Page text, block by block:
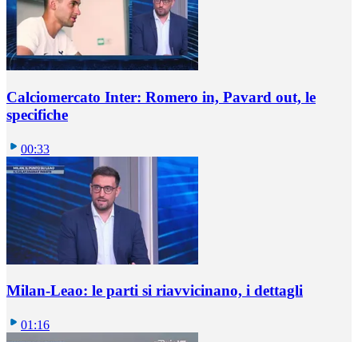
Calciomercato Inter: Romero in, Pavard out, le
specifiche
00:33
Milan-Leao: le parti si riavvicinano, i dettagli
01:16